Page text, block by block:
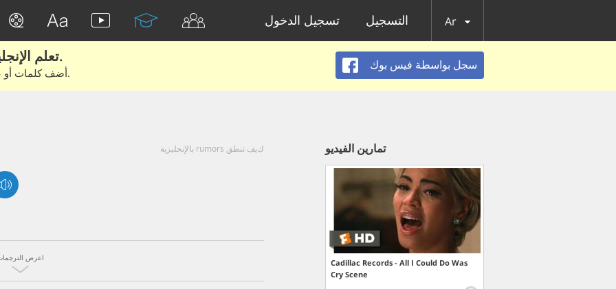
تسجيل الدخول التسجيل Ar
تعلم الإنجليزية الحقيقية من الأفلام والكتب.
أضف كلمات أو عبارات للتعلم والتدريب مع متعلمين آخرين.
سجل بواسطة فيس بوك
كيف تنطق rumors بالإنجليزية
اعرض
تمارين الفيديو
Cadillac Records - All I Could Do Was
Cry Scene